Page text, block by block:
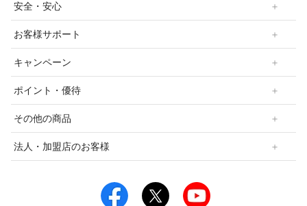
安全・安心
お客様サポート
キャンペーン
ポイント・優待
その他の商品
法人・加盟店のお客様